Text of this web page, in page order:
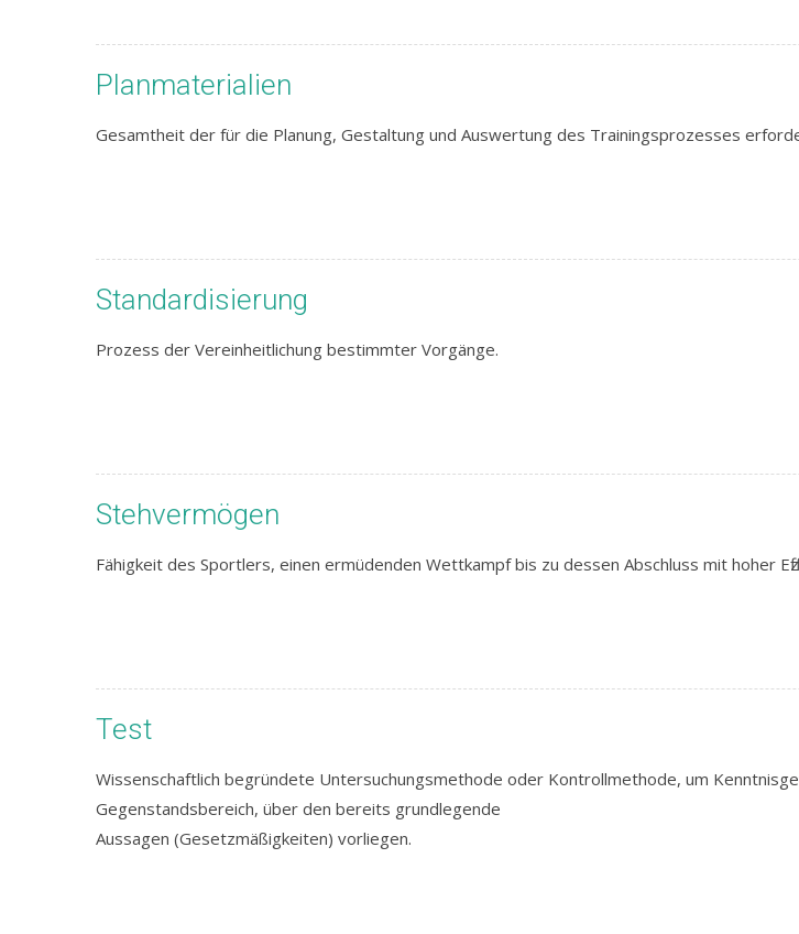
Planmaterialien
Gesamtheit der für die Planung, Gestaltung und Auswertung des Trainingsprozesses
Standardisierung
Prozess der Vereinheitlichung bestimmter Vorgänge.
Stehvermögen
Fähigkeit des Sportlers, einen ermüdenden Wettkampf bis zu dessen Abschluss mit hoher
Test
Wissenschaftlich begründete Untersuchungsmethode oder Kontrollmethode, um
Gegenstandsbereich, über den bereits grundlegende
Aussagen (Gesetzmäßigkeiten) vorliegen.